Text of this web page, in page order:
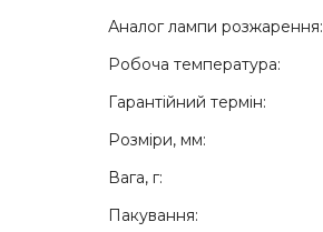
Аналог лампи розжарення:
Робоча температура:
Гарантійний термін:
Розміри, мм:
Вага, г:
Пакування: